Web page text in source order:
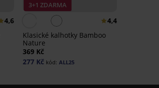
4,6
3+1 ZDARMA
4,4
Klasické kalhotky Bamboo
Nature
369 Kč
277 Kč kód: ALL25